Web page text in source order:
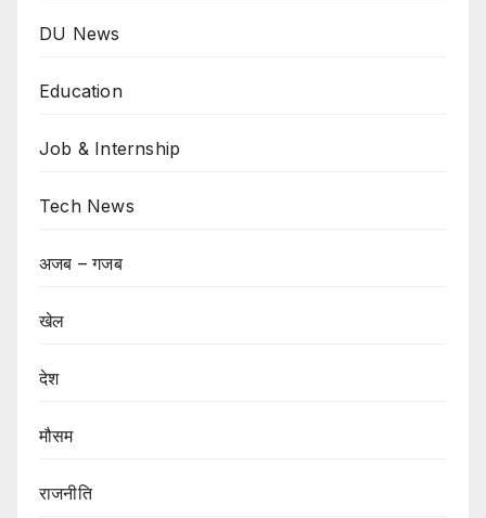
DU News
Education
Job & Internship
Tech News
अजब – गजब
खेल
देश
मौसम
राजनीति